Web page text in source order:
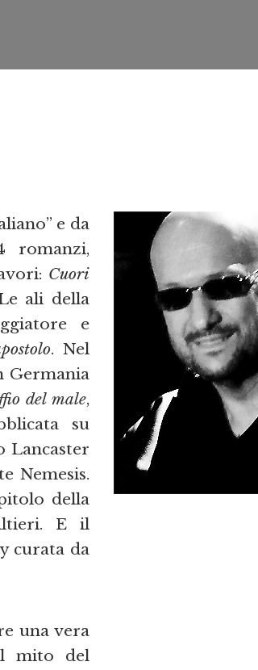
e da
romanzi,
Cuori
ali della
e
. Nel
Germania
del male,
su
Lancaster
Nemesis.
della
E il
curata da
una vera
mito del